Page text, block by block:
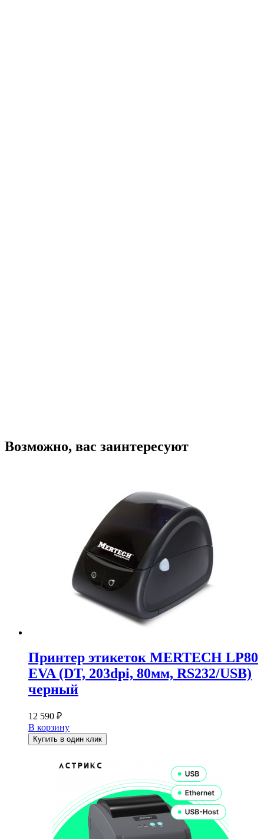
Возможно, вас заинтересуют
Принтер этикеток MERTECH LP80
EVA (DT, 203dpi, 80мм, RS232/USB)
черный
12 590 ₽
В корзину
Купить в один клик